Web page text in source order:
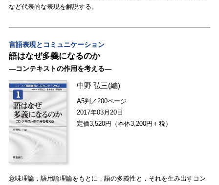
など代表的な表現を解説する。
言語表現とコミュニケーション
語はなぜ多義になるのか
―コンテキストの作用を考える―
中野 弘三(編)
A5判／200ページ
2017年03月20日
定価3,520円（本体3,200円＋税）
意味理論，語用論理論をもとに，語の多義性と，それを生み出すコン